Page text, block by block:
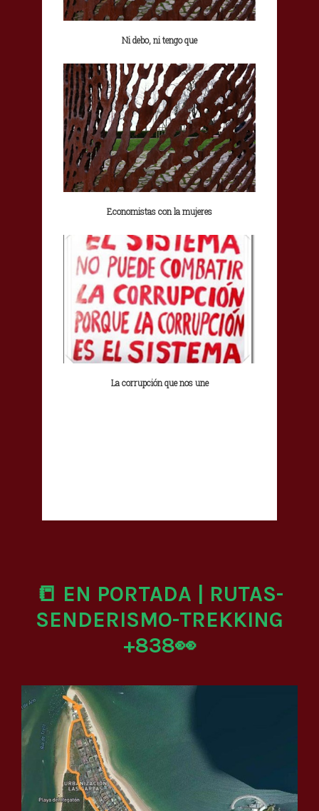
Ni debo, ni tengo que
Economistas con la mujeres
La corrupción que nos une
📒 EN PORTADA | RUTAS-
SENDERISMO-TREKKING
+838👀